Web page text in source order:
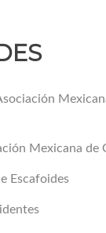
Mexicana de
Escafoides